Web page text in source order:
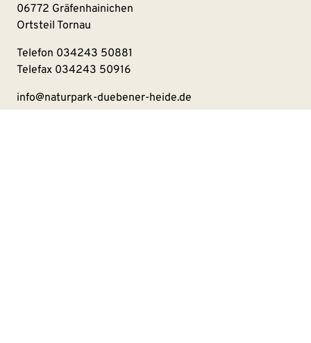
06772 Gräfenhainichen
Ortsteil Tornau
Telefon 034243 50881
Telefax 034243 50916
info@naturpark-duebener-heide.de